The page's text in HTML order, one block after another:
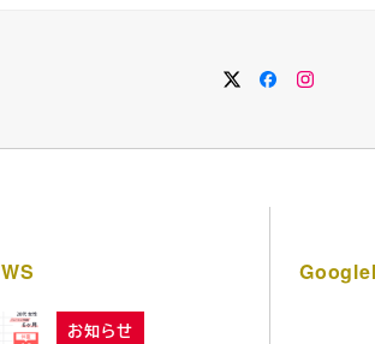
お知らせ